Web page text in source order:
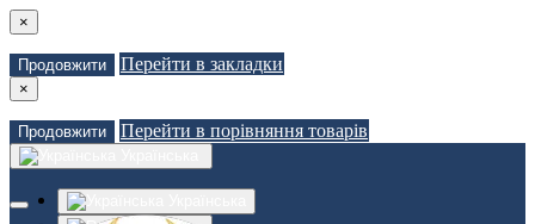
×
Продовжити Перейти в закладки
×
Продовжити Перейти в порівняння товарів